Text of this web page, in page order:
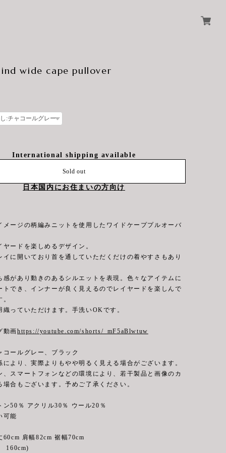
wide cape pullover
International shipping available
Sold out
日本国内にお住まいの方向け
メージの柄編みニットを使用したワイドケーププルオーバ
ヤードを楽しめるデザイン。
イに開いており首を通していただくだけの着やすさもあり
感があり動きのあるシルエットを表現。色々なアイテムに
トでき、インナーが良く見えるのでレイヤードを楽しんで
織っていただけます。手洗いOKです。
動画https://youtube.com/shorts/_mF5aBlwtuw
ールグレー、ブラック
より、実際よりもやや明るく見える場合がございます。
、スマートフォンなどの環境により、若干製品と画像のカ
場合もございます。予めご了承ください。
50％ アクリル30％ ウール20％
能
肩幅82cm 裾幅70cm
160cm)